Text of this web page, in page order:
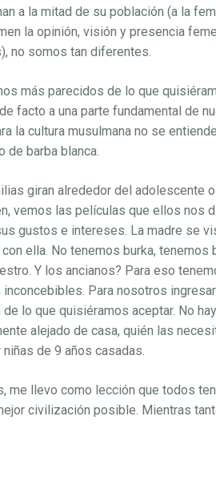
a la mitad de su población (a la
la opinión, visión y presencia
no somos tan diferentes.
más parecidos de lo que
facto a una parte fundamental de
la cultura musulmana no se
de barba blanca.
giran alrededor del adolescente
vemos las películas que ellos nos
gustos e intereses. La madre se
ella. No tenemos burka, tenemos
Y los ancianos? Para eso
Para nosotros
lo que quisiéramos aceptar. No
alejado de casa, quién las
de 9 años casadas.
me llevo como lección que todos
civilización posible. Mientras